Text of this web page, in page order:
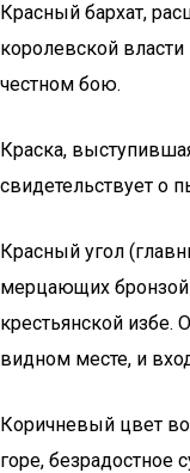
Красный бархат,
королевской
честном бою.
Краска,
свидетельствует о
Красный угол
мерцающих
крестьянской избе.
видном месте, и
Коричневый цвет
горе, безрадостное